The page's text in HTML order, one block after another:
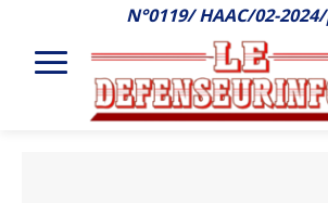
N°0119/ HAAC/02-